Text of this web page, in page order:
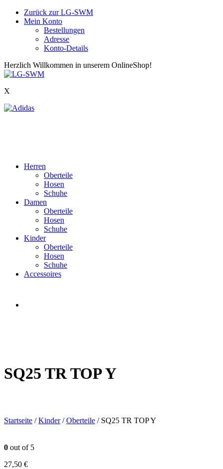
Zurück zur LG-SWM
Mein Konto
Bestellungen
Adresse
Konto-Details
Herzlich Willkommen in unserem OnlineShop!
X
Herren
Oberteile
Hosen
Schuhe
Damen
Oberteile
Hosen
Schuhe
Kinder
Oberteile
Hosen
Schuhe
Accessoires
SQ25 TR TOP Y
Startseite /Kinder/Oberteile / SQ25 TR TOP Y
0 out of 5
27,50 €